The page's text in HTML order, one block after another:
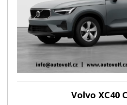
Volvo XC40